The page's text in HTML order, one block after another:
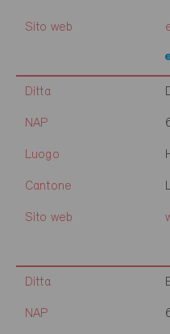
Sito web
Ditta
NAP
Luogo
Cantone
Sito web
Ditta
NAP